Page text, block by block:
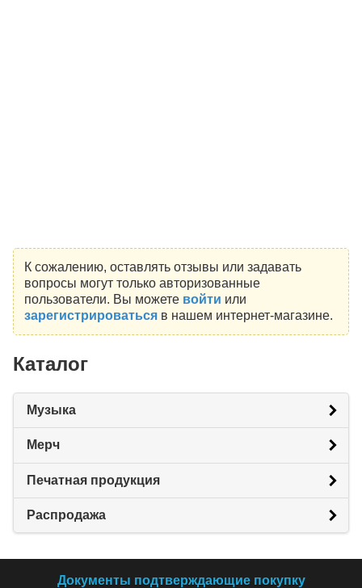
К сожалению, оставлять отзывы или задавать
вопросы могут только авторизованные
пользователи. Вы можете войти или
зарегистрироватьсяв нашем интернет-магазине.
Каталог
Музыка
Мерч
Печатная продукция
Распродажа
Документы подтверждающие покупку